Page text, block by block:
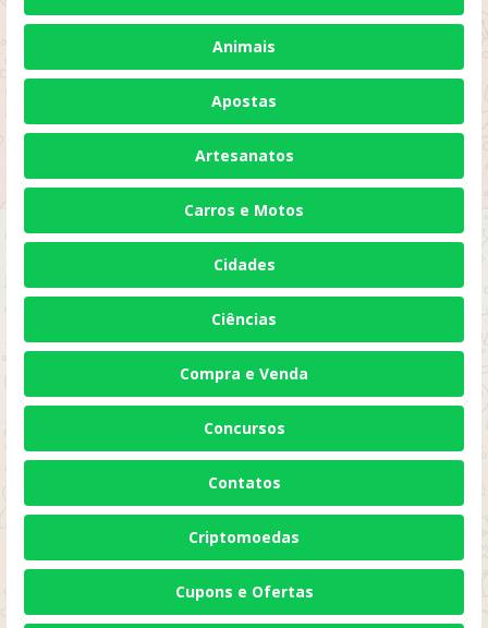
Animais
Apostas
Artesanatos
Carros e Motos
Cidades
Ciências
Compra e Venda
Concursos
Contatos
Criptomoedas
Cupons e Ofertas